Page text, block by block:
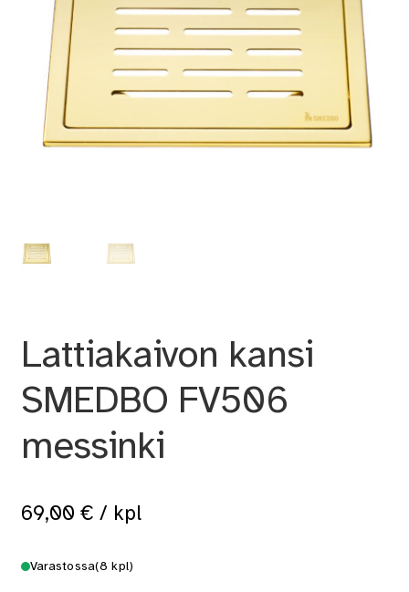
Lattiakaivon kansi
SMEDBO FV506
messinki
69,00 € / kpl
Varastossa(8 kpl)